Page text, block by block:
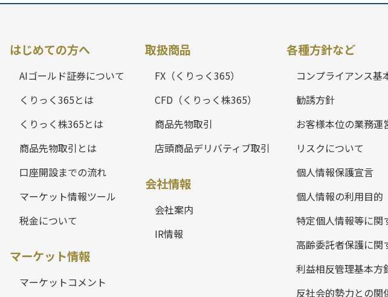
はじめての方へ
AIゴールド証券について
くりっく365とは
くりっく株365とは
商品先物取引とは
口座開設までの流れ
マーケット情報ツール
税金について
マーケット情報
マーケットコメント
取扱商品
FX（くりっく365）
CFD（くりっく株365）
商品先物取引
店頭商品デリバティブ取引
会社情報
会社案内
IR情報
各種方針など
コンプライアンス基
勧誘方針
お客様本位の業務運
リスクについて
個人情報保護宣言
個人情報の利用目的
特定個人情報等に関
高齢委託者保護に関
利益相反管理基本方
反社会的勢力との関